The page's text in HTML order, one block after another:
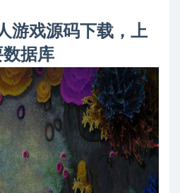
游戏源码下载，上
据库